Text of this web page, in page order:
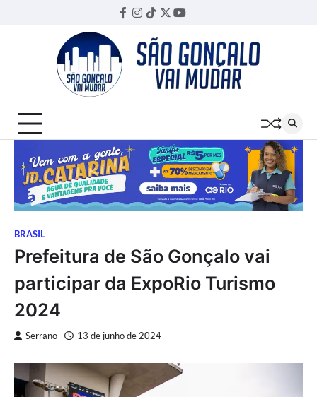
Facebook
Instagram
TikTok
TwitterYouTube
BRASIL
Prefeitura de São Gonçalo vai
participar da ExpoRio Turismo
2024
Serrano 13 de junho de 2024